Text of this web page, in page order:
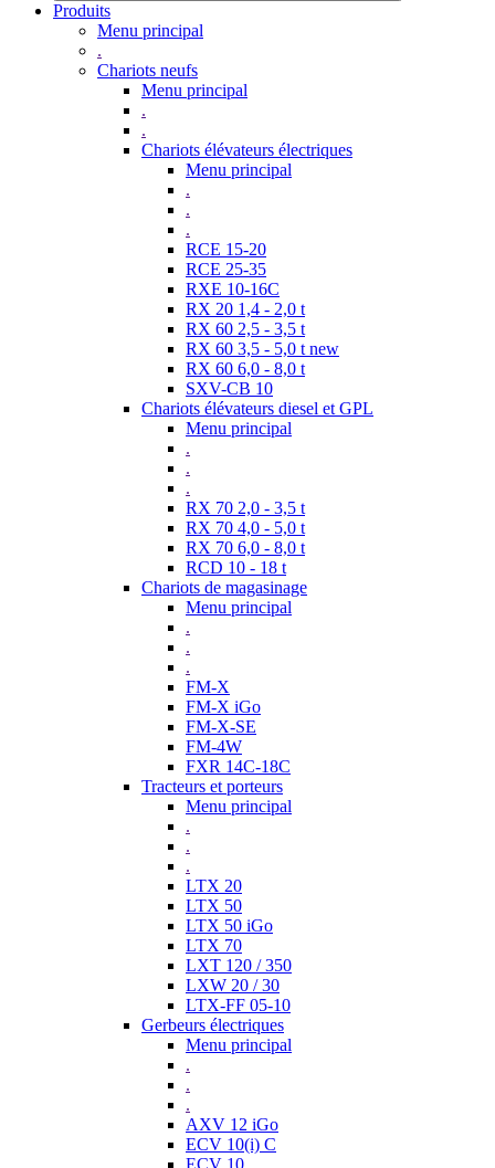
Produits
Menu principal
.
Chariots neufs
Menu principal
.
.
Chariots élévateurs électriques
Menu principal
.
.
.
RCE 15-20
RCE 25-35
RXE 10-16C
RX 20 1,4 - 2,0 t
RX 60 2,5 - 3,5 t
RX 60 3,5 - 5,0 t new
RX 60 6,0 - 8,0 t
SXV-CB 10
Chariots élévateurs diesel et GPL
Menu principal
.
.
.
RX 70 2,0 - 3,5 t
RX 70 4,0 - 5,0 t
RX 70 6,0 - 8,0 t
RCD 10 - 18 t
Chariots de magasinage
Menu principal
.
.
.
FM-X
FM-X iGo
FM-X-SE
FM-4W
FXR 14C-18C
Tracteurs et porteurs
Menu principal
.
.
.
LTX 20
LTX 50
LTX 50 iGo
LTX 70
LXT 120 / 350
LXW 20 / 30
LTX-FF 05-10
Gerbeurs électriques
Menu principal
.
.
.
AXV 12 iGo
ECV 10(i) C
ECV 10